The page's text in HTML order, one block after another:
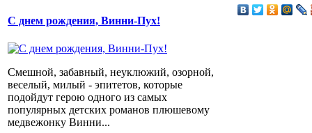
С днем рождения, Винни-Пух!
Смешной, забавный, неуклюжий, озорной,
веселый, милый - эпитетов, которые
подойдут герою одного из самых
популярных детских романов плюшевому
медвежонку Винни...